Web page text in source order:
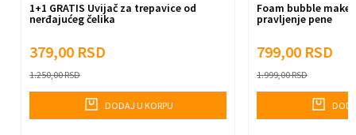
1+1 GRATIS Uvijač za trepavice od
nerđajućeg čelika
379,00 RSD
1.250,00RSD
DODAJ U KORPU
Foam bubble
pravljenje pene
799,00 RSD
1.999,00RSD